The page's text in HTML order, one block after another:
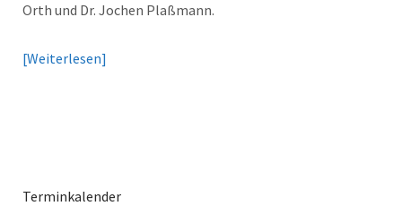
Orth und Dr. Jochen Plaßmann.
Weiterlesen
Terminkalender